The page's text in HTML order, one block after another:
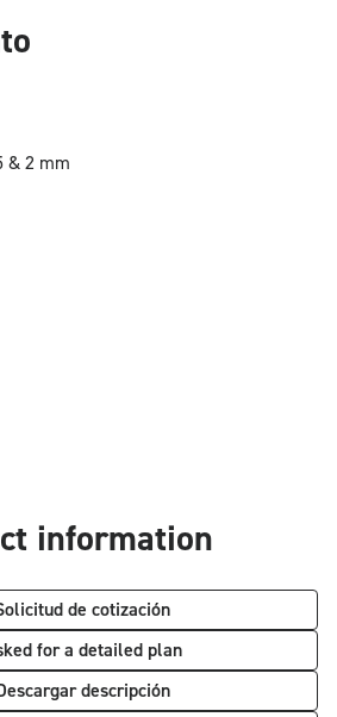
& 2 mm
information
de cotización
for a detailed plan
descripción